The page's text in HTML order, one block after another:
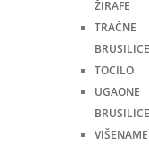
ŽIRAFE
TRAČNE
BRUSILICE
TOCILO
UGAONE
BRUSILICE